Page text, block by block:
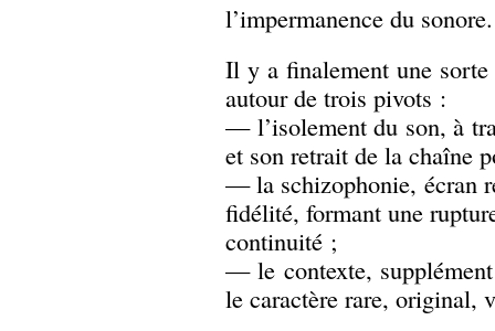
l’impermanence du sonore.
Il y a finalement une
autour de trois pivots :
— l’isolement du son, à
et son retrait de la chaîne
— la schizophonie, écran
fidélité, formant une
continuité ;
— le contexte,
le caractère rare, original,